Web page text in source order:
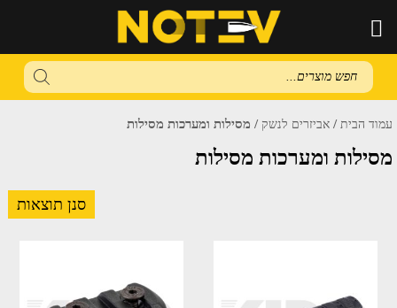
Products
search
עמוד הבית / אביזרים לנשק / מסילות ומערכות מסילות
מסילות ומערכות מסילות
סנן תוצאות